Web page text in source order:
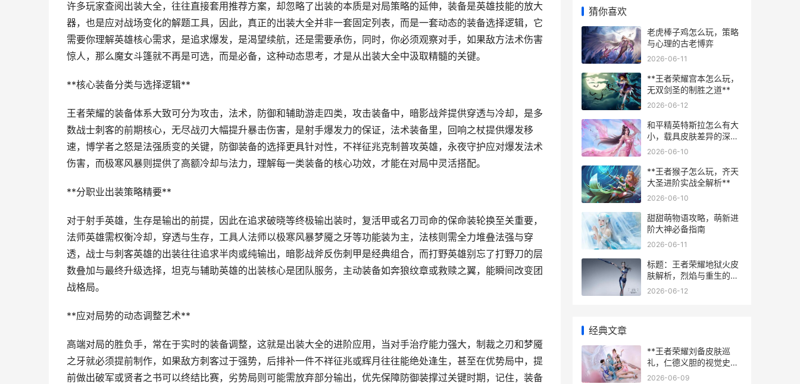
许多玩家查阅出装大全，往往直接套用推荐方案，却忽略了出装的本质是对局策略的延伸，装备是英雄技能的放大
器，也是应对战场变化的解题工具，因此，真正的出装大全并非一套固定列表，而是一套动态的装备选择逻辑，它
需要你理解英雄核心需求，是追求爆发，是渴望续航，还是需要承伤，同时，你必须观察对手，如果敌方法术伤害
惊人，那么魔女斗篷就不再是可选，而是必备，这种动态思考，才是从出装大全中汲取精髓的关键。
**核心装备分类与选择逻辑**
王者荣耀的装备体系大致可分为攻击，法术，防御和辅助游走四类，攻击装备中，暗影战斧提供穿透与冷却，是多
数战士刺客的前期核心，无尽战刃大幅提升暴击伤害，是射手爆发力的保证，法术装备里，回响之杖提供爆发移
速，博学者之怒是法强质变的关键，防御装备的选择更具针对性，不祥征兆克制普攻英雄，永夜守护应对爆发法术
伤害，而极寒风暴则提供了高额冷却与法力，理解每一类装备的核心功效，才能在对局中灵活搭配。
**分职业出装策略精要**
对于射手英雄，生存是输出的前提，因此在追求破晓等终极输出装时，复活甲或名刀司命的保命装轮换至关重要，
法师英雄需权衡冷却，穿透与生存，工具人法师以极寒风暴梦魇之牙等功能装为主，法核则需全力堆叠法强与穿
透，战士与刺客英雄的出装往往追求半肉或纯输出，暗影战斧反伤刺甲是经典组合，而打野英雄别忘了打野刀的层
数叠加与最终升级选择，坦克与辅助英雄的出装核心是团队服务，主动装备如奔狼纹章或救赎之翼，能瞬间改变团
战格局。
**应对局势的动态调整艺术**
高端对局的胜负手，常在于实时的装备调整，这就是出装大全的进阶应用，当对手治疗能力强大，制裁之刃和梦魇
之牙就必须提前制作，如果敌方刺客过于强势，后排补一件不祥征兆或辉月往往能绝处逢生，甚至在优势局中，提
前做出破军或贤者之书可以终结比赛，劣势局则可能需放弃部分输出，优先保障防御装撑过关键时期，记住，装备
猜你喜欢
老虎棒子鸡怎么玩，策略
与心理的古老博弈
2026-06-11
**王者荣耀宫本怎么玩，
无双剑圣的制胜之道**
2026-06-12
和平精英特斯拉怎么有大
小，载具皮肤差异的深度
解析
2026-06-10
**王者猴子怎么玩，齐天
大圣进阶实战全解析**
2026-06-10
甜甜萌物语攻略，萌新进
阶大神必备指南
2026-06-11
标题：王者荣耀地狱火皮
肤解析，烈焰与重生的视
觉诗篇
2026-06-12
经典文章
**王者荣耀刘备皮肤巡
礼，仁德义胆的视觉史诗
**
2026-06-09